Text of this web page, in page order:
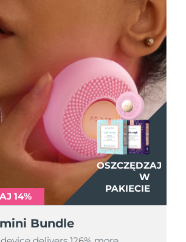
OSZCZĘDZAJ
W
PAKIECIE
14%
Bundle
OSZCZĘDZAJ
W
PAKIECIE
14%
Bundle
OSZCZĘDZAJ
W
PAKIECIE
14%
Bundle